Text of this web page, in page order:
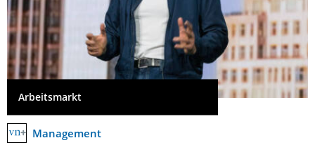
Arbeitsmarkt
Management